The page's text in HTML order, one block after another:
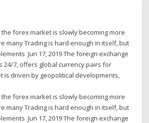
the forex market is slowly becoming more
many Trading is hard enough in itself, but
Jun 17, 2019 The foreign exchange
24/7, offers global currency pairs for
is driven by geopolitical developments,
the forex market is slowly becoming more
many Trading is hard enough in itself, but
Jun 17, 2019 The foreign exchange